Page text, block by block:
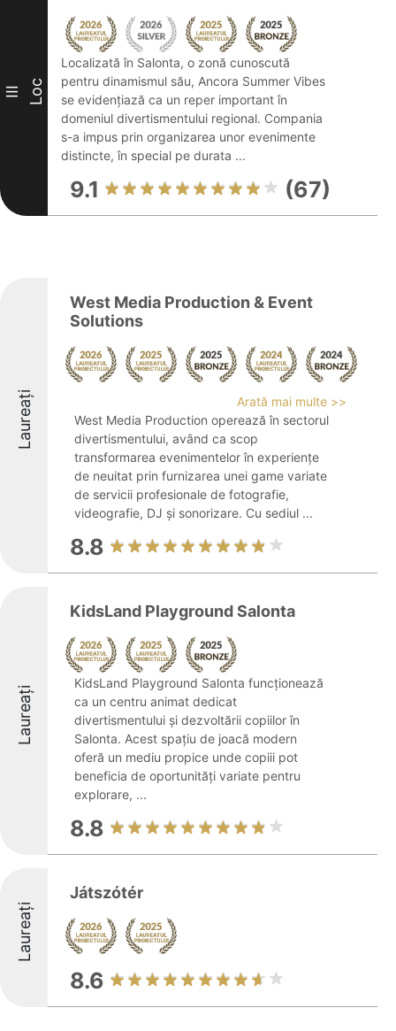
III Loc
Localizată în Salonta, o zonă cunoscută
pentru dinamismul său, Ancora Summer Vibes
se evidențiază ca un reper important în
domeniul divertismentului regional. Compania
s-a impus prin organizarea unor evenimente
distincte, în special pe durata ...
9.1 (67)
Laureați
West Media Production & Event
Solutions
Arată mai multe >>
West Media Production operează în sectorul
divertismentului, având ca scop
transformarea evenimentelor în experiențe
de neuitat prin furnizarea unei game variate
de servicii profesionale de fotografie,
videografie, DJ și sonorizare. Cu sediul ...
8.8
Laureați
KidsLand Playground Salonta
KidsLand Playground Salonta funcționează
ca un centru animat dedicat
divertismentului și dezvoltării copiilor în
Salonta. Acest spațiu de joacă modern
oferă un mediu propice unde copiii pot
beneficia de oportunități variate pentru
explorare, ...
8.8
Laureați
Játszótér
8.6